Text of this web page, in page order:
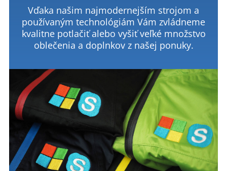
Vďaka našim najmodernejším strojom a
používaným technológiám Vám zvládneme
kvalitne potlačiť alebo vyšiť veľké množstvo
oblečenia a doplnkov z našej ponuky.